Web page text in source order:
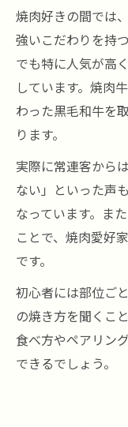
焼肉好きの間では
強いこだわりを持
でも特に人気が高
しています。焼肉
わった黒毛和牛を
ります。
実際に常連客から
ない」といった声
なっています。ま
ことで、焼肉愛好
です。
初心者には部位ご
の焼き方を聞くこ
食べ方やペアリン
できるでしょう。